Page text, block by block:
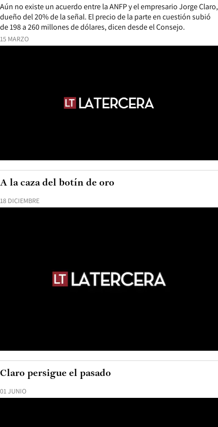
15 MARZO
Aún no existe un acuerdo entre la ANFP y el empresario Jorge Claro,
dueño del 20% de la señal. El precio de la parte en cuestión subió
de 198 a 260 millones de dólares, dicen desde el Consejo.
18 DICIEMBRE
A la caza del botín de oro
01 JUNIO
Claro persigue el pasado